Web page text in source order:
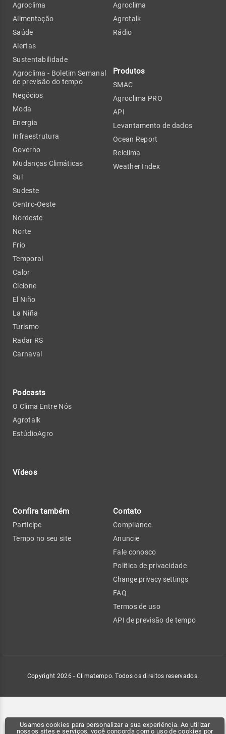
Usamos cookies para personalizar a sua experiência. Ao utilizar
nossos sites e serviços, você concorda com o uso de cookies por
Agroclima
Alimentação
Saúde
Alertas
Sustentabilidade
Agroclima - Boletim Semanal
de previsão do tempo
Negócios
Moda
Energia
Infraestrutura
Governo
Mudanças Climáticas
Sul
Sudeste
Centro-Oeste
Nordeste
Norte
Frio
Temporal
Calor
Ciclone
El Niño
La Niña
Turismo
Radar RS
Carnaval
Podcasts
O Clima Entre Nós
Agrotalk
EstúdioAgro
Vídeos
Agroclima
Agrotalk
Rádio
Produtos
SMAC
Agroclima PRO
API
Levantamento de dados
Ocean Report
Relclima
Weather Index
Confira também
Participe
Tempo no seu site
Contato
Compliance
Anuncie
Fale conosco
Política de privacidade
Change privacy settings
FAQ
Termos de uso
API de previsão de tempo
Copyright 2026 - Climatempo. Todos os direitos reservados.